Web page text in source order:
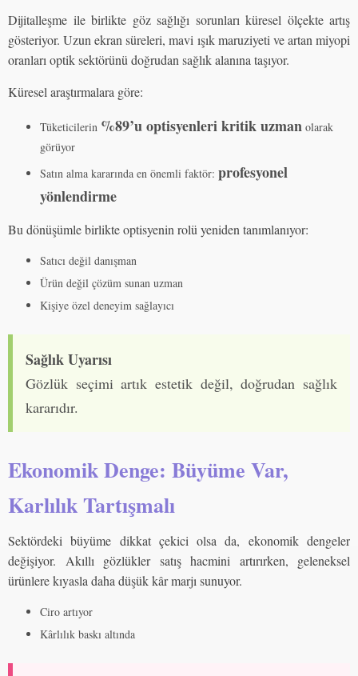
Dijitalleşme ile birlikte göz sağlığı sorunları küresel ölçekte artış
gösteriyor. Uzun ekran süreleri, mavi ışık maruziyeti ve artan miyopi
oranları optik sektörünü doğrudan sağlık alanına taşıyor.
Küresel araştırmalara göre:
Tüketicilerin %89’u optisyenleri kritik uzman olarak
görüyor
Satın alma kararında en önemli faktör: profesyonel
yönlendirme
Bu dönüşümle birlikte optisyenin rolü yeniden tanımlanıyor:
Satıcı değil danışman
Ürün değil çözüm sunan uzman
Kişiye özel deneyim sağlayıcı
Sağlık Uyarısı
Gözlük seçimi artık estetik değil, doğrudan sağlık
kararıdır.
Ekonomik Denge: Büyüme Var,
Karlılık Tartışmalı
Sektördeki büyüme dikkat çekici olsa da, ekonomik dengeler
değişiyor. Akıllı gözlükler satış hacmini artırırken, geleneksel
ürünlere kıyasla daha düşük kâr marjı sunuyor.
Ciro artıyor
Kârlılık baskı altında